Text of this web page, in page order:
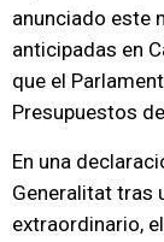
anunciado este
anticipadas en
que el
Presupuestos
En una
Generalitat tras
extraordinario,